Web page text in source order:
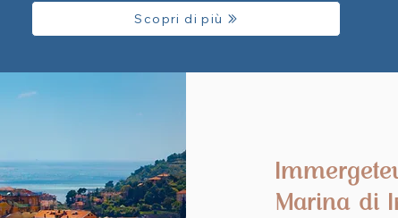
Scopri di più
Marina di